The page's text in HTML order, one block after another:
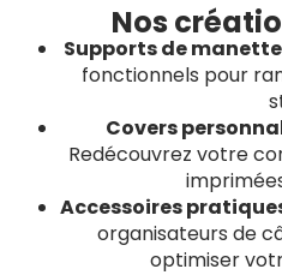
Nos
Supports de
fonctionnels pour
Covers
Redécouvrez votre
Accessoires
organisateurs de
optimiser